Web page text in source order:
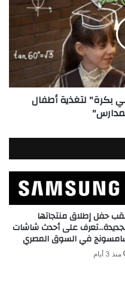
بكرة" لتغذية أطفال
حفل إطلاق منتجاتها
على أحدث شاشات
في السوق المصري
منذ 3 أيام